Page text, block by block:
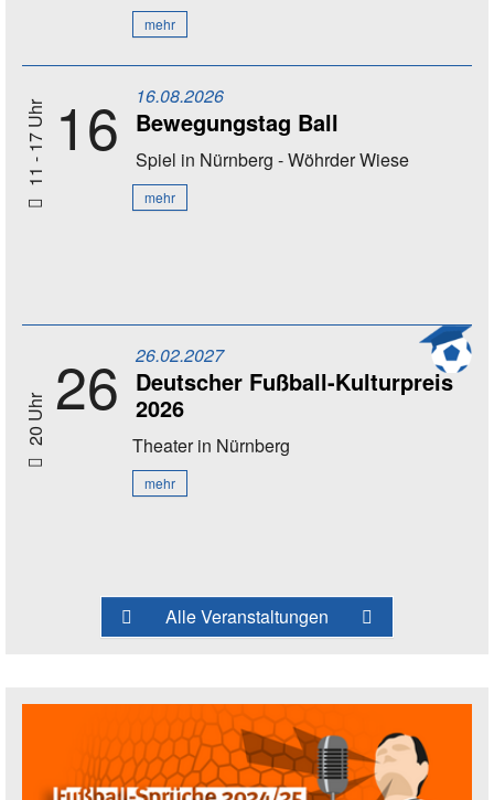
mehr
11 - 17 Uhr 16 16.08.2026
Bewegungstag Ball
Spiel in Nürnberg - Wöhrder Wiese
mehr
20 Uhr 26 26.02.2027
Deutscher Fußball-Kulturpreis
2026
Theaterin Nürnberg
mehr
Alle Veranstaltungen